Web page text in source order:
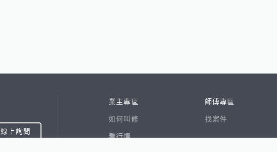
線上詢問
業主專區
如何叫修
看行情
師傅專區
找案件